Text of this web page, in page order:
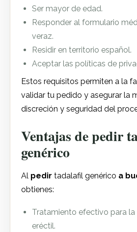
Ser mayor de edad.
Responder al formulario
veraz.
Residir en territorio español.
Aceptar las políticas de
Estos requisitos permiten a la
validar tu pedido y asegurar la
discreción y seguridad del
Ventajas de pedir
genérico
Al pedir tadalafil genérico a
obtienes:
Tratamiento efectivo para la
eréctil.